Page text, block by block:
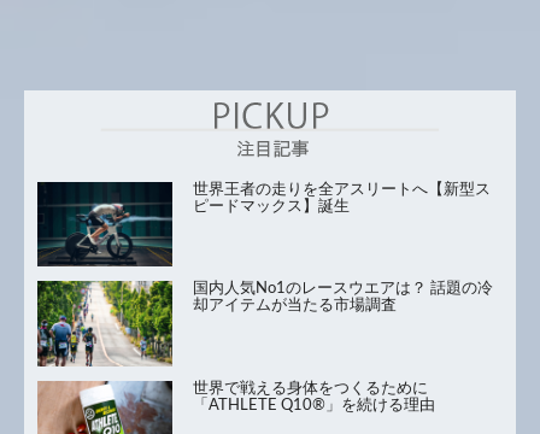
世界王者の走りを全アスリートへ【新型ス
ピードマックス】誕生
国内人気No1のレースウエアは？ 話題の冷
却アイテムが当たる市場調査
世界で戦える身体をつくるために
「ATHLETE Q10®」を続ける理由